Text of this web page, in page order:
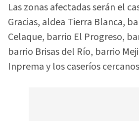
Las zonas afectadas serán el
Gracias, aldea Tierra Blanca,
Celaque, barrio El Progreso,
barrio Brisas del Río, barrio
Inprema y los caseríos